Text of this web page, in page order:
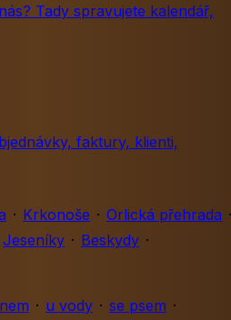
Tady spravujete kalendář,
faktury, klienti,
· Krkonoše · Orlická přehrada ·
Jeseníky · Beskydy ·
· u vody · se psem ·